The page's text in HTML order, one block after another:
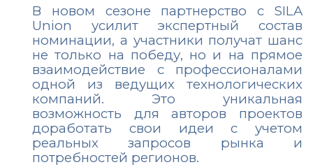
В новом сезоне партнерство с SILA
Union усилит экспертный состав
номинации, а участники получат шанс
не только на победу, но и на прямое
взаимодействие с профессионалами
одной из ведущих технологических
компаний. Это уникальная
возможность для авторов проектов
доработать свои идеи с учетом
реальных запросов рынка и
потребностей регионов.